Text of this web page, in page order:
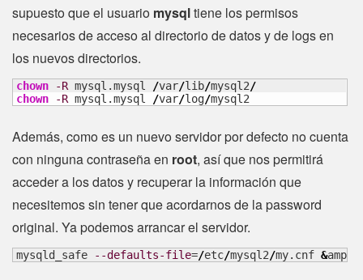
supuesto que el usuario mysqltiene los permisos
necesarios de acceso al directorio de datos y de logs en
los nuevos directorios.
chown -R mysql.mysql /var/lib/mysql2/
chown
-R mysql.mysql /var/log/mysql2
Además, como es un nuevo servidor por defecto no cuenta
con ninguna contraseña en root, así que nos permitirá
acceder a los datos y recuperar la información que
necesitemos sin tener que acordarnos de la password
original. Ya podemos arrancar el servidor.
mysqld_safe --defaults-file=/etc/mysql2/my.cnf &amp;